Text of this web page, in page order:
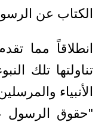
الكتاب عن
انطلاقاً مما
تناولتها تلك
الأنبياء
"حقوق الرسول